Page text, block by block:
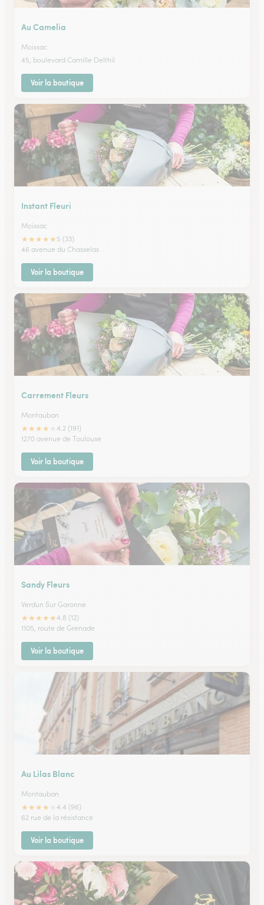
Au Camelia
Moissac
45, boulevard Camille Delthil
Voir la boutique
Instant Fleuri
Moissac
★★★★★ 5 (33)
46 avenue du Chasselas
Voir la boutique
Carrement Fleurs
Montauban
★★★★
4.2 (191)
1270 avenue de Toulouse
Voir la boutique
Sandy Fleurs
Verdun Sur Garonne
★★★★★4.8 (12)
1105, route de Grenade
Voir la boutique
Au Lilas Blanc
Montauban
★★★★
4.4 (96)
62 rue de la résistance
Voir la boutique